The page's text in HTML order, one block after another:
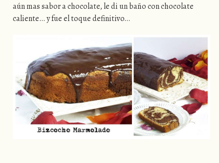
aún mas sabor a chocolate, le di un baño con chocolate
caliente… y fue el toque definitivo…